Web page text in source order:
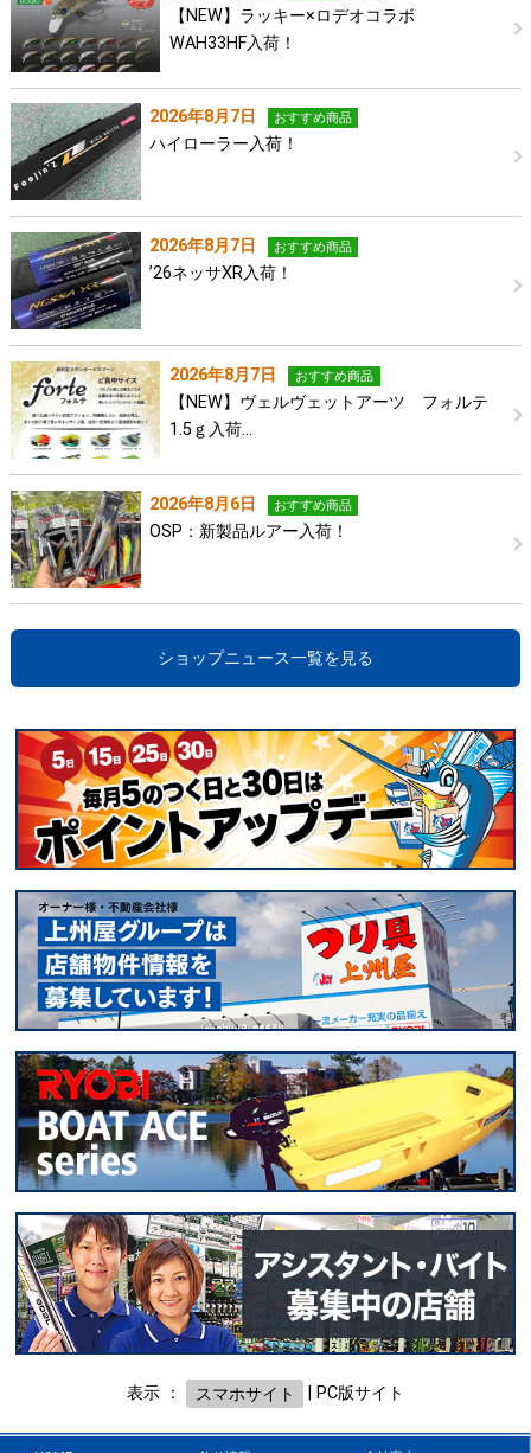
【NEW】ラッキー×ロデオコラボ
WAH33HF入荷！
2026年8月7日 おすすめ商品
ハイローラー入荷！
2026年8月7日 おすすめ商品
’26ネッサXR入荷！
2026年8月7日 おすすめ商品
【NEW】ヴェルヴェットアーツ フォルテ
1.5ｇ入荷…
2026年8月6日 おすすめ商品
OSP：新製品ルアー入荷！
ショップニュース一覧を見る
表示 ： スマホサイト PC版サイト